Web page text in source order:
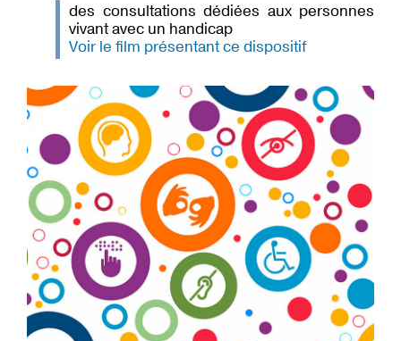
des consultations dédiées aux personnes
vivant avec un handicap
Voir le film présentant ce dispositif